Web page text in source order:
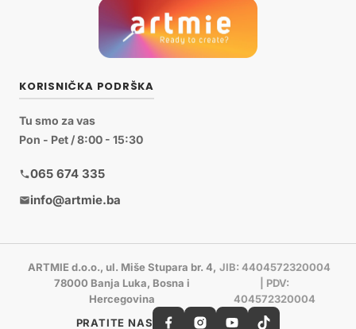
KORISNIČKA PODRŠKA
Tu smo za vas
Pon - Pet / 8:00 - 15:30
065 674 335
info@artmie.ba
ARTMIE d.o.o., ul. Miše Stupara br. 4,
78000 Banja Luka, Bosna i
Hercegovina
JIB: 4404572320004
| PDV:
404572320004
PRATITE NAS